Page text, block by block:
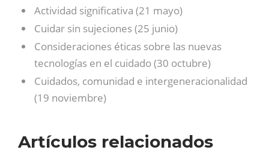
Actividad significativa (21 mayo)
Cuidar sin sujeciones (25 junio)
Consideraciones éticas sobre las nuevas
tecnologías en el cuidado (30 octubre)
Cuidados, comunidad e intergeneracionalidad
(19 noviembre)
Artículos relacionados